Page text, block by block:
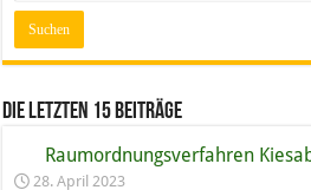
Die letzten 15 Beiträge
Raumordnungs­verfahren
28. April 2023